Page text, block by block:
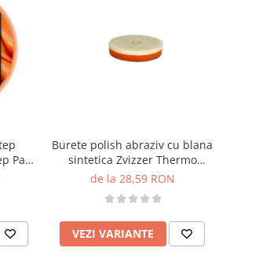
Pad,
Burete polish abraziv cu blana
sintetica Zvizzer Thermo
Velour Wool Pad
de la 28,59 RON
VEZI VARIANTE